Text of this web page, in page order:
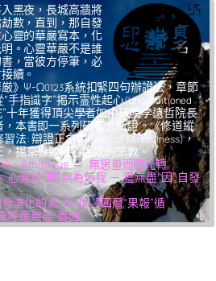
黑夜，長城高牆將
數，直到，那自發
靈的華嚴寫本，化
。心靈華嚴不是誰
，當彼方停筆，必
續。
厳》Ψ-Ω0123系統扣緊四句辦證法，章節
手指識字”揭示霊性起心(Unconditioned
”十年獲得頂尖學者如中研院李遠哲院長
本書即一系列研究之所證。《修道縱
法: 辯證正念(Dialectical Mindfulness)，
揚棄導致核心腐敗的宗教。
– Amitāyus ＝ 無思量而臨光轉
覺於“果”,無為無我 ─ 靈無盡“因”,自發
演化的氣,光,我,凈四層“果報”循
呼應無盡“善因”